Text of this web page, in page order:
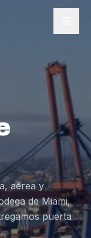
aérea y
de Miami,
puerta